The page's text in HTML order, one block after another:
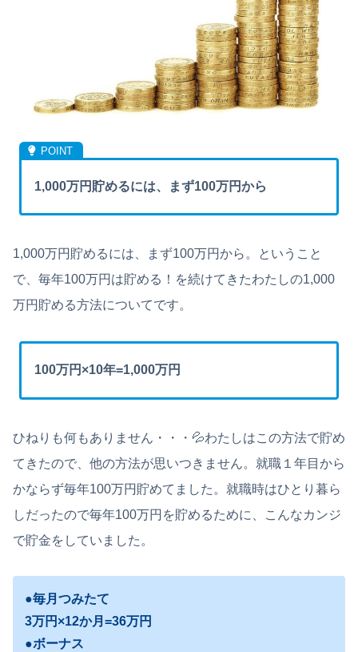
1,000万円貯めるには、まず100万円から
1,000万円貯めるには、まず100万円から。ということ
で、毎年100万円は貯める！を続けてきたわたしの1,000
万円貯める方法についてです。
100万円×10年=1,000万円
ひねりも何もありません・・・💦わたしはこの方法で貯め
てきたので、他の方法が思いつきません。就職１年目から
かならず毎年100万円貯めてました。就職時はひとり暮ら
しだったので毎年100万円を貯めるために、こんなカンジ
で貯金をしていました。
●毎月つみたて
3万円×12か月=36万円
●ボーナス